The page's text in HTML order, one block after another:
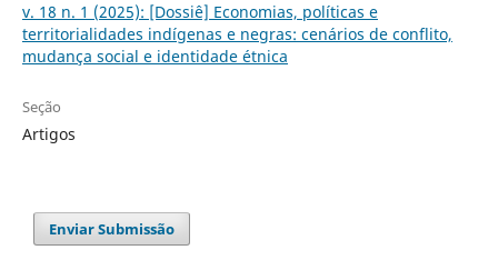
v. 18 n. 1 (2025): [Dossiê] Economias, políticas e
territorialidades indígenas e negras: cenários de conflito,
mudança social e identidade étnica
Seção
Artigos
Enviar Submissão